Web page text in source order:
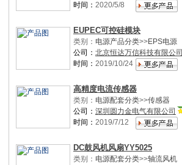
时间： 2020/5/8
EUPEC可控硅模块
类别： 电源产品分类>>EPS电源
公司： 北京恒达万信科技有限公司
时间： 2019/10/24
高精度电流传感器
类别： 电源配套分类>>传感器
公司： 深圳圆力金电气有限公司
时间： 2019/7/12
DC鼓风机风扇YY5025
类别： 电源配套分类>>轴流风机